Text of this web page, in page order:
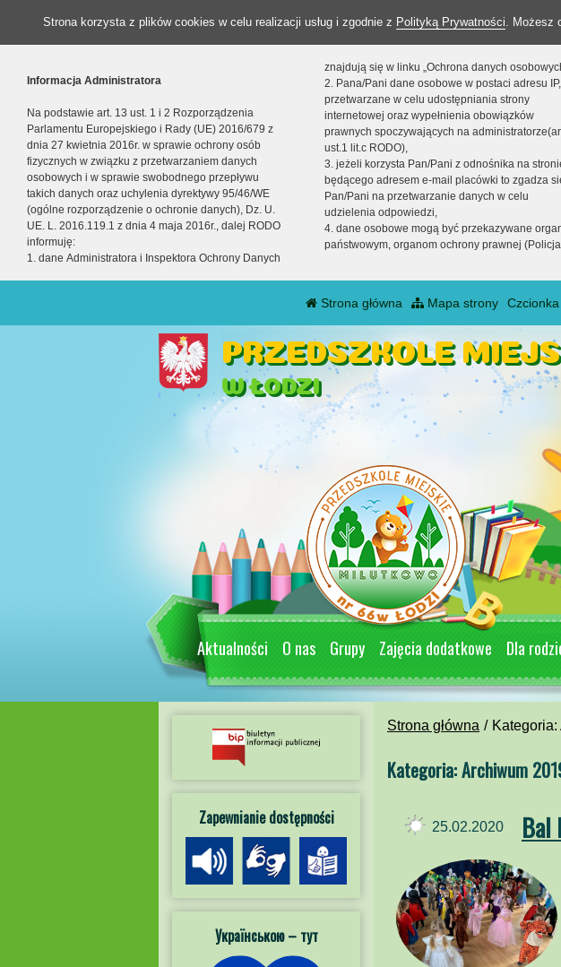
Strona korzysta z plików cookies w celu realizacji usług i zgodnie z Polityką Prywatności. Możesz
Informacja Administratora
Na podstawie art. 13 ust. 1 i 2 Rozporządzenia
Parlamentu Europejskiego i Rady (UE) 2016/679 z
dnia 27 kwietnia 2016r. w sprawie ochrony osób
fizycznych w związku z przetwarzaniem danych
osobowych i w sprawie swobodnego przepływu
takich danych oraz uchylenia dyrektywy 95/46/WE
(ogólne rozporządzenie o ochronie danych), Dz. U.
UE. L. 2016.119.1 z dnia 4 maja 2016r., dalej RODO
informuję:
1. dane Administratora i Inspektora Ochrony Danych
znajdują się w linku „Ochrona danych
2. Pana/Pani dane osobowe w postaci adresu
przetwarzane w celu udostępniania strony
internetowej oraz wypełnienia obowiązków
prawnych spoczywających na
ust.1 lit.c RODO),
3. jeżeli korzysta Pan/Pani z odnośnika na
będącego adresem e-mail placówki to zgadza
Pan/Pani na przetwarzanie danych w celu
udzielenia odpowiedzi,
4. dane osobowe mogą być przekazywane
państwowym, organom ochrony prawnej
Strona główna Mapa strony Czcionka
PRZEDSZKOLE
W ŁODZI
Aktualności O nas Grupy Zajęcia dodatkowe Dla
Zapewnianie dostępności
Українською – тут
Strona główna
Kategoria: Archiwum
Bal
25.02.2020